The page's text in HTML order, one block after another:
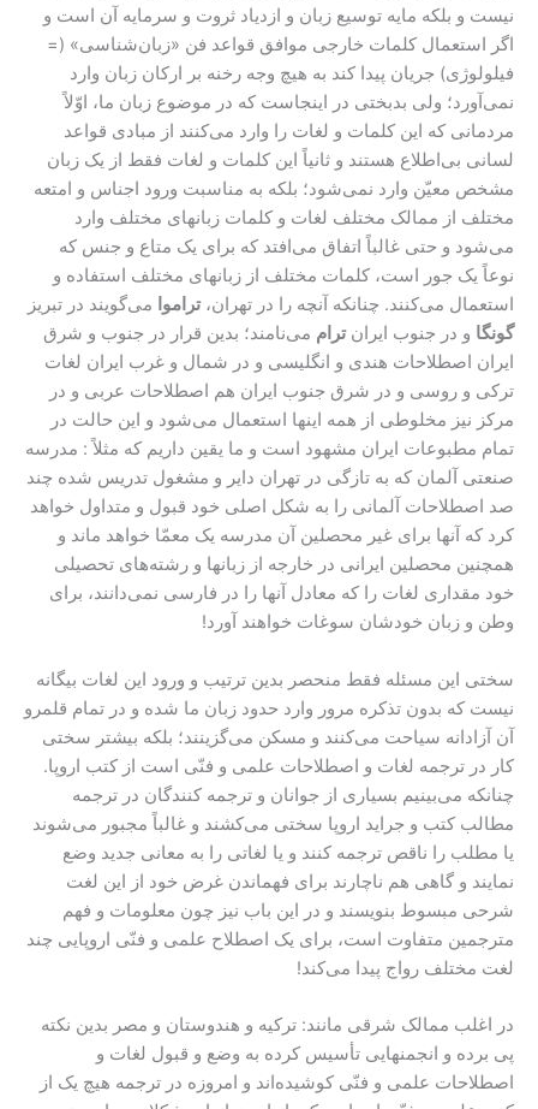
نیست و بلکه مایه توسیع زبان و ازدیاد ثروت و سرمایه آن است و
اگر استعمال کلمات خارجی موافق قواعد فن «زبان‌شناسی» (=
فیلولوژی) جریان پیدا کند به هیچ وجه رخنه بر ارکان زبان وارد
نمی‌آورد؛ ولی بدبختی در اینجاست که در موضوع زبان ما، اوّلاً
مردمانی که این کلمات و لغات را وارد می‌کنند از مبادی قواعد
لسانی بی‌اطلاع هستند و ثانیاً این کلمات و لغات فقط از یک زبان
مشخص معیّن وارد نمی‌شود؛ بلکه به مناسبت ورود اجناس و امتعه
مختلف از ممالک مختلف لغات و کلمات زبانهای مختلف وارد
می‌شود و حتی غالباً اتفاق می‌افتد که برای یک متاع و جنس که
نوعاً یک جور است، کلمات مختلف از زبانهای مختلف استفاده و
استعمال می‌کنند. چنانکه آنچه را در تهران،تراموا می‌گویند در تبریز
گونگا و در جنوب ایرانترام می‌نامند؛ بدین قرار در جنوب و شرق
ایران اصطلاحات هندی و انگلیسی و در شمال و غرب ایران لغات
ترکی و روسی و در شرق جنوب ایران هم اصطلاحات عربی و در
مرکز نیز مخلوطی از همه اینها استعمال می‌شود و این حالت در
تمام مطبوعات ایران مشهود است و ما یقین داریم که مثلاً : مدرسه
صنعتی آلمان که به تازگی در تهران دایر و مشغول تدریس شده چند
صد اصطلاحات آلمانی را به شکل اصلی خود قبول و متداول خواهد
کرد که آنها برای غیر محصلین آن مدرسه یک معمّا خواهد ماند و
همچنین محصلین ایرانی در خارجه از زبانها و رشته‌های تحصیلی
خود مقداری لغات را که معادل آنها را در فارسی نمی‌دانند، برای
وطن و زبان خودشان سوغات خواهند آورد!
سختی این مسئله فقط منحصر بدین ترتیب و ورود این لغات بیگانه
نیست که بدون تذکره مرور وارد حدود زبان ما شده و در تمام قلمرو
آن آزادانه سیاحت می‌کنند و مسکن می‌گزینند؛ بلکه بیشتر سختی
کار در ترجمه لغات و اصطلاحات علمی و فنّی است از کتب اروپا.
چنانکه می‌بینیم بسیاری از جوانان و ترجمه کنندگان در ترجمه
مطالب کتب و جراید اروپا سختی می‌کشند و غالباً مجبور می‌شوند
یا مطلب را ناقص ترجمه کنند و یا لغاتی را به معانی جدید وضع
نمایند و گاهی هم ناچارند برای فهماندن غرض خود از این لغت
شرحی مبسوط بنویسند و در این باب نیز چون معلومات و فهم
مترجمین متفاوت است، برای یک اصطلاح علمی و فنّی اروپایی چند
لغت مختلف رواج پیدا می‌کند!
در اغلب ممالک شرقی مانند: ترکیه و هندوستان و مصر بدین نکته
پی برده و انجمنهایی تأسیس کرده به وضع و قبول لغات و
اصطلاحات علمی و فنّی کوشیده‌اند و امروزه در ترجمه هیچ یک از